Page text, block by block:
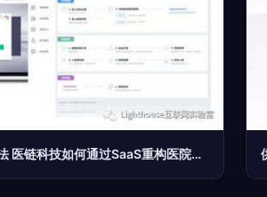
供应链金融新玩法 医链科技如何通过SaaS重构医院供应链管理